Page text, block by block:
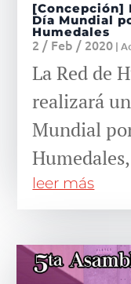
[Concepción]
Día Mundial
Humedales
2 / Feb / 2020 |
La Red de
realizará
Mundial
leer más